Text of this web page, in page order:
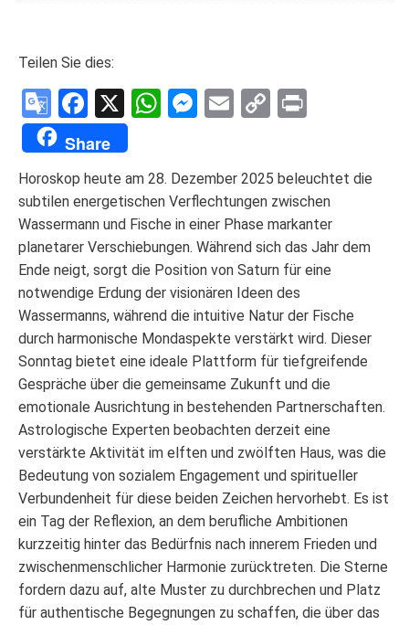
Teilen Sie dies:
Google
Translate
Facebook
X WhatsApp
Messenger
Email
Copy
Share
Horoskop heute am 28. Dezember 2025 beleuchtet die
subtilen energetischen Verflechtungen zwischen
Wassermann und Fische in einer Phase markanter
planetarer Verschiebungen. Während sich das Jahr dem
Ende neigt, sorgt die Position von Saturn für eine
notwendige Erdung der visionären Ideen des
Wassermanns, während die intuitive Natur der Fische
durch harmonische Mondaspekte verstärkt wird. Dieser
Sonntag bietet eine ideale Plattform für tiefgreifende
Gespräche über die gemeinsame Zukunft und die
emotionale Ausrichtung in bestehenden Partnerschaften.
Astrologische Experten beobachten derzeit eine
verstärkte Aktivität im elften und zwölften Haus, was die
Bedeutung von sozialem Engagement und spiritueller
Verbundenheit für diese beiden Zeichen hervorhebt. Es ist
ein Tag der Reflexion, an dem berufliche Ambitionen
kurzzeitig hinter das Bedürfnis nach innerem Frieden und
zwischenmenschlicher Harmonie zurücktreten. Die Sterne
fordern dazu auf, alte Muster zu durchbrechen und Platz
für authentische Begegnungen zu schaffen, die über das